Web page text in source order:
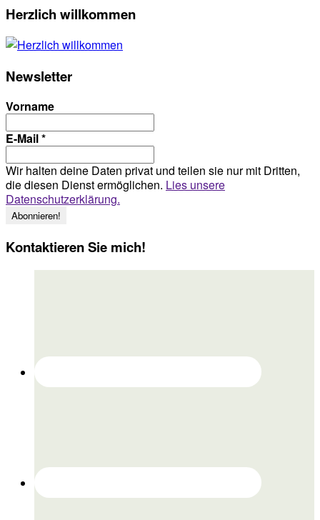
Herzlich willkommen
Newsletter
Vorname
E-Mail*
Wir halten deine Daten privat und teilen sie nur mit Dritten,
die diesen Dienst ermöglichen. Lies unsere
Datenschutzerklärung.
Kontaktieren Sie mich!